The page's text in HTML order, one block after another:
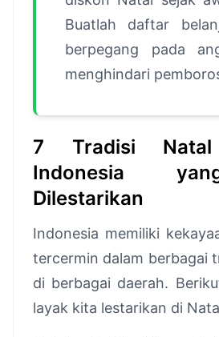
Buatlah daftar
berpegang pada
menghindari
7 Tradisi
Indonesia
Dilestarikan
Indonesia memiliki
tercermin dalam berbagai
di berbagai daerah.
layak kita lestarikan di